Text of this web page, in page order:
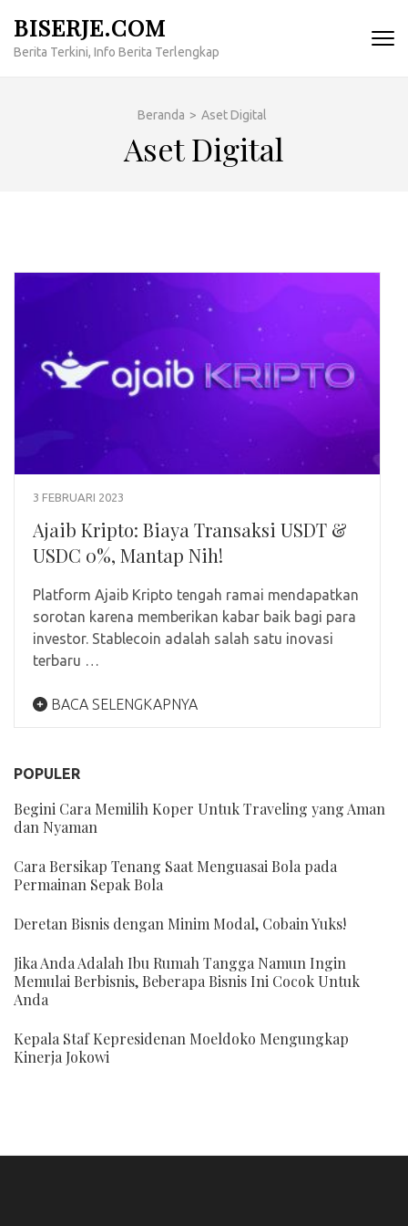
konten
BISERJE.COM
Berita Terkini, Info Berita Terlengkap
Beranda > Aset Digital
Aset Digital
3 FEBRUARI 2023
Ajaib Kripto: Biaya Transaksi USDT &
USDC 0%, Mantap Nih!
Platform Ajaib Kripto tengah ramai mendapatkan
sorotan karena memberikan kabar baik bagi para
investor. Stablecoin adalah salah satu inovasi
terbaru …
BACA SELENGKAPNYA
POPULER
Begini Cara Memilih Koper Untuk Traveling yang Aman
dan Nyaman
Cara Bersikap Tenang Saat Menguasai Bola pada
Permainan Sepak Bola
Deretan Bisnis dengan Minim Modal, Cobain Yuks!
Jika Anda Adalah Ibu Rumah Tangga Namun Ingin
Memulai Berbisnis, Beberapa Bisnis Ini Cocok Untuk
Anda
Kepala Staf Kepresidenan Moeldoko Mengungkap
Kinerja Jokowi